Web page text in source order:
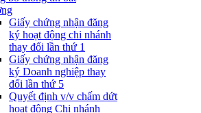
Giấy chứng nhận đăng
ký hoạt động chi nhánh
thay đổi lần thứ 1
Giấy chứng nhận đăng
ký Doanh nghiệp thay
đổi lần thứ 5
Quyết định v/v chấm dứt
hoạt động Chi nhánh